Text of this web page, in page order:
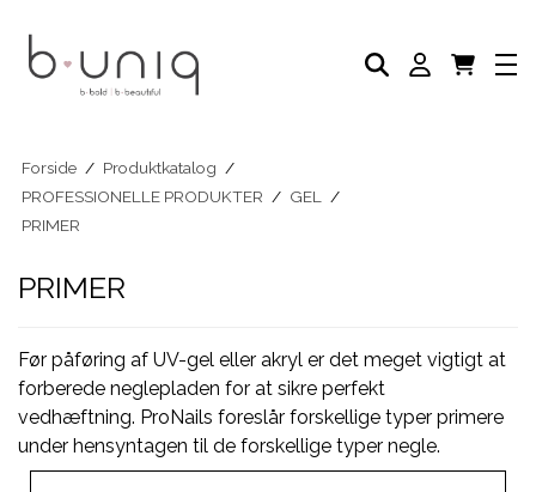
PLEJE PRODUKTER
AKADEMI
PROFESSIONELLE PRODUKTER
BLOG
Forside / Produktkatalog /
PROFESSIONELLE PRODUKTER / GEL
/
PRIMER
PRIMER
Før påføring af UV-gel eller akryl er det meget vigtigt at
forberede neglepladen for at sikre perfekt
vedhæftning. ProNails foreslår forskellige typer primere
under hensyntagen til de forskellige typer negle.